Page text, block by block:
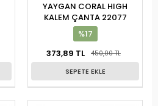
YAYGAN CORAL HIGH
KALEM ÇANTA 22077
%17
373,89 TL
450,00 TL
SEPETE EKLE